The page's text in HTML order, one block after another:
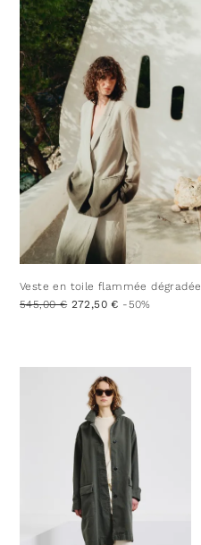
Veste en toile flammée dégradée
545,00 € 272,50 € -50%